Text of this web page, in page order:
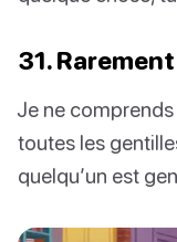
31.
Je ne
toutes les
quelqu’un est